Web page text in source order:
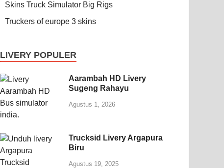
Skins Truck Simulator Big Rigs
Truckers of europe 3 skins
LIVERY POPULER
Aarambah HD Livery
Sugeng Rahayu
Agustus 1, 2026
Trucksid Livery Argapura
Biru
Agustus 19, 2025